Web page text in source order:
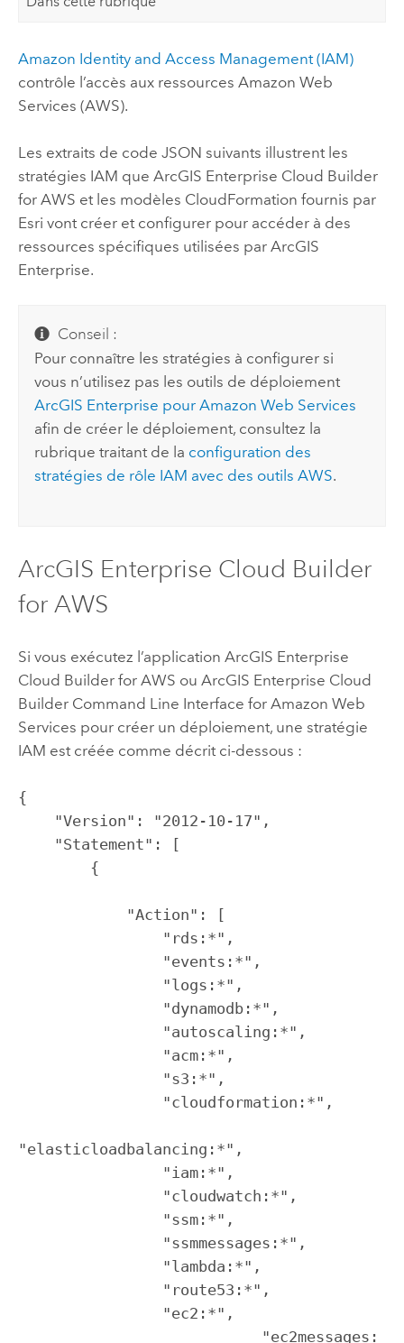
Amazon Identity and Access Management (IAM)
contrôle l’accès aux ressources Amazon Web
Services (AWS).
Les extraits de code JSON suivants illustrent les
stratégies IAM que ArcGIS Enterprise Cloud Builder
for AWS et les modèles CloudFormation fournis par
Esri vont créer et configurer pour accéder à des
ressources spécifiques utilisées par ArcGIS
Enterprise.
Conseil :
Pour connaître les stratégies à configurer si
vous n’utilisez pas les outils de déploiement
ArcGIS Enterprise pourAmazon Web Services
afin de créer le déploiement, consultez la
rubrique traitant de la configuration des
stratégies de rôle IAM avec des outilsAWS.
ArcGIS Enterprise Cloud Builder
for AWS
Si vous exécutez l’application ArcGIS Enterprise
Cloud Builder for AWS ou ArcGIS Enterprise Cloud
Builder Command Line Interface for Amazon Web
Services pour créer un déploiement, une stratégie
IAM est créée comme décrit ci-dessous :
{
"elasticloadbalancing:*",